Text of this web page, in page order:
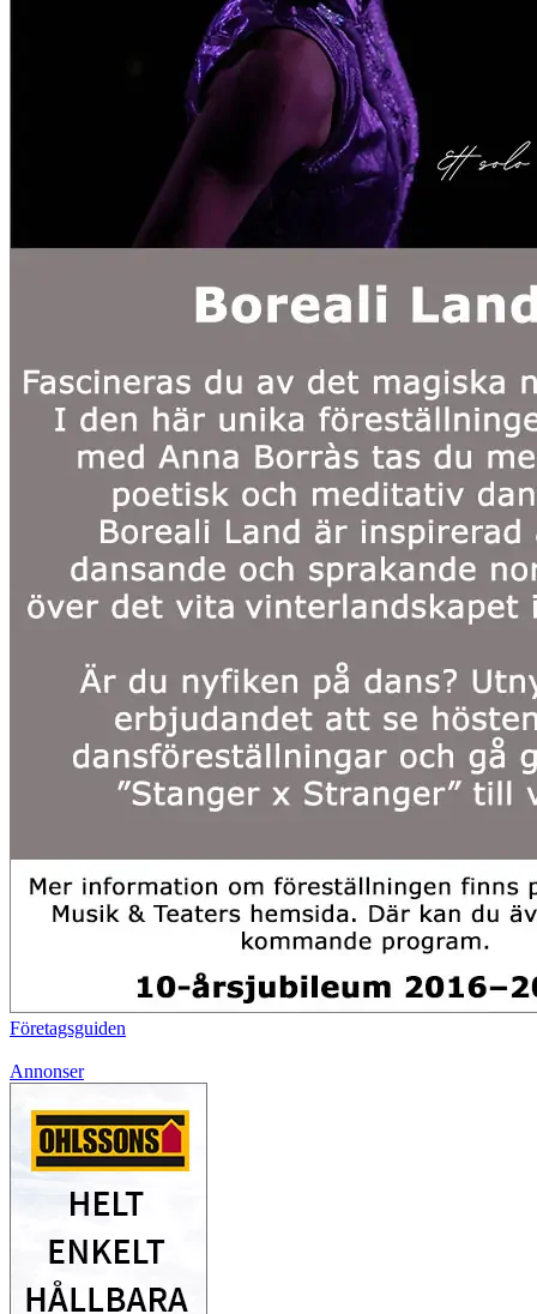
Företagsguiden
Annonser